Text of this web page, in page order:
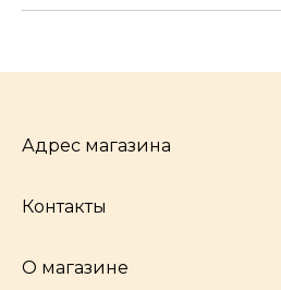
Адрес магазина
Челябинск,
Контакты
pocherkartshop@mail.ru
О магазине